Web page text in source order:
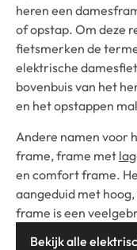
heren een
of opstap. Om deze
fietsmerken de
elektrische
bovenbuis van het
en het opstappen
Andere namen voor
frame, frame met
en comfort frame.
aangeduid met
frame is een
Bekijk alle